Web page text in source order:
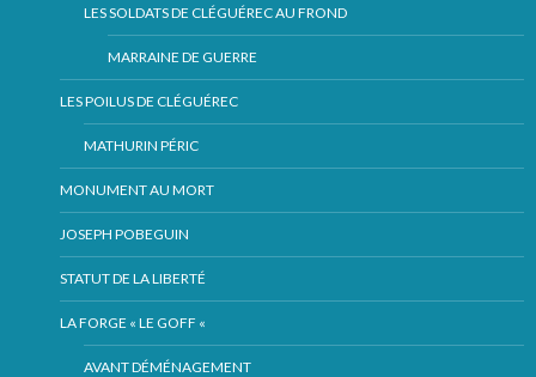
LES SOLDATS DE CLÉGUÉREC AU FROND
MARRAINE DE GUERRE
LES POILUS DE CLÉGUÉREC
MATHURIN PÉRIC
MONUMENT AU MORT
JOSEPH POBEGUIN
STATUT DE LA LIBERTÉ
LA FORGE « LE GOFF «
AVANT DÉMÉNAGEMENT